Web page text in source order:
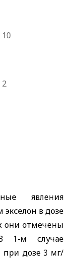
10
2
явления
в дозе
они отмечены
1-м случае
при дозе 3 мг/